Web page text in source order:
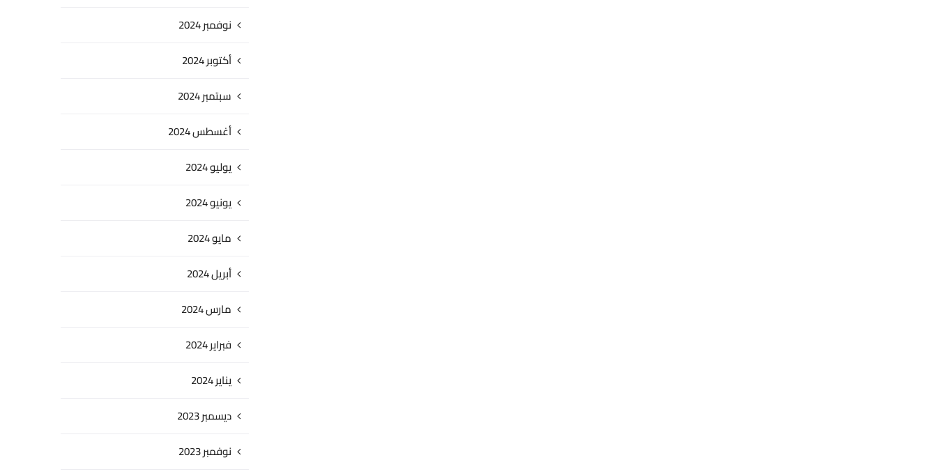
نوفمبر 2024
أكتوبر 2024
سبتمبر 2024
أغسطس 2024
يوليو 2024
يونيو 2024
مايو 2024
أبريل 2024
مارس 2024
فبراير 2024
يناير 2024
ديسمبر 2023
نوفمبر 2023